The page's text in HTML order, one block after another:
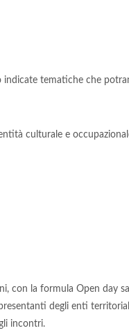
tematiche che
culturale e
con la formula Open day
degli enti
incontri.